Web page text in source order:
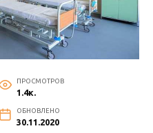
ПРОСМОТРОВ
1.4к.
ОБНОВЛЕНО
30.11.2020